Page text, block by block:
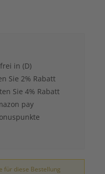
in (D)
Sie 2% Rabatt
Sie 4% Rabatt
pay
für diese Bestellung